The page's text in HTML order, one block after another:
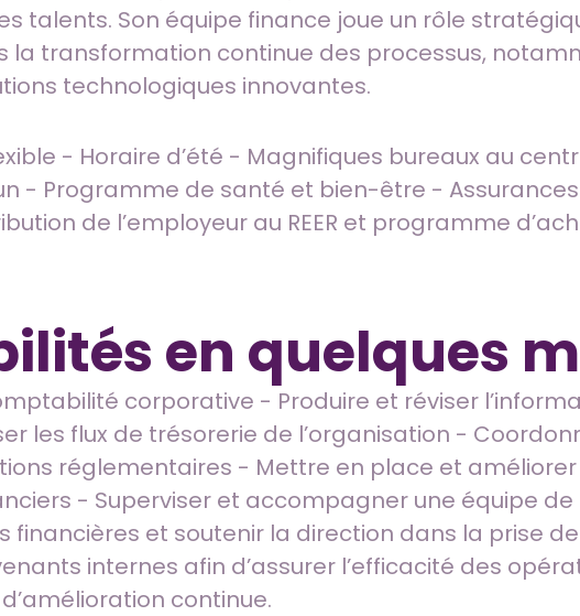
talents. Son équipe finance joue un rôle
la transformation continue des processus,
technologiques innovantes.
- Horaire d’été - Magnifiques bureaux au
- Programme de santé et bien-être -
de l’employeur au REER et programme
en quelques
corporative - Produire et réviser
les flux de trésorerie de l’organisation -
réglementaires - Mettre en place et
- Superviser et accompagner une équipe
financières et soutenir la direction dans la prise
internes afin d’assurer l’efficacité des
continue.